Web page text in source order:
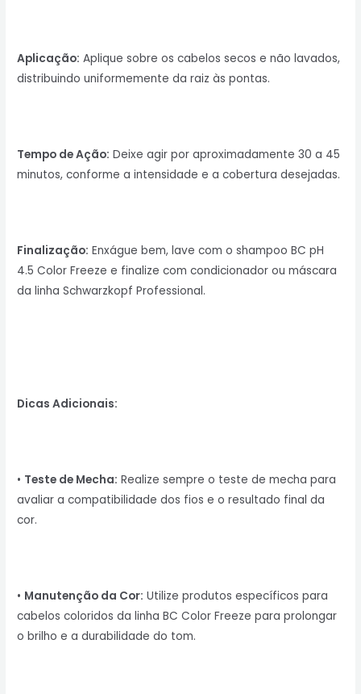
Aplicação: Aplique sobre os cabelos secos e não lavados,
distribuindo uniformemente da raiz às pontas.
Tempo de Ação: Deixe agir por aproximadamente 30 a 45
minutos, conforme a intensidade e a cobertura desejadas.
Finalização: Enxágue bem, lave com o shampoo BC pH
4.5 Color Freeze e finalize com condicionador ou máscara
da linha Schwarzkopf Professional.
Dicas Adicionais:
• Teste de Mecha: Realize sempre o teste de mecha para
avaliar a compatibilidade dos fios e o resultado final da
cor.
• Manutenção da Cor: Utilize produtos específicos para
cabelos coloridos da linha BC Color Freeze para prolongar
o brilho e a durabilidade do tom.